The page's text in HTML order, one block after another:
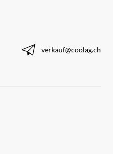
verkauf@coolag.ch